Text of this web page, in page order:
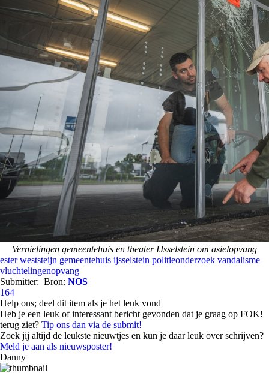
Vernielingen gemeentehuis en theater IJsselstein om asielopvang
ester weststeijn gemeentehuis ijsselstein politieonderzoek vandalisme
vluchtelingenopvang
Submitter: Bron: NOS
164
Help ons; deel dit item als je het leuk vond
Heb je een leuk of interessant bericht gevonden dat je graag op FOK!
terug ziet? Tip ons dan via de submit!
Zoek jij altijd de leukste nieuwtjes en kun je daar leuk over schrijven?
Meld je aan als nieuwsposter!
Danny